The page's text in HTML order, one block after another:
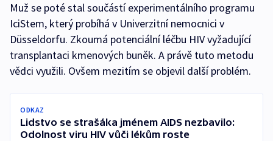
Muž se poté stal součástí experimentálního programu
IciStem, který probíhá v Univerzitní nemocnici v
Düsseldorfu. Zkoumá potenciální léčbu HIV vyžadující
transplantaci kmenových buněk. A právě tuto metodu
vědci využili. Ovšem mezitím se objevil další problém.
ODKAZ
Lidstvo se strašáka jménem AIDS nezbavilo:
Odolnost viru HIV vůči lékům roste